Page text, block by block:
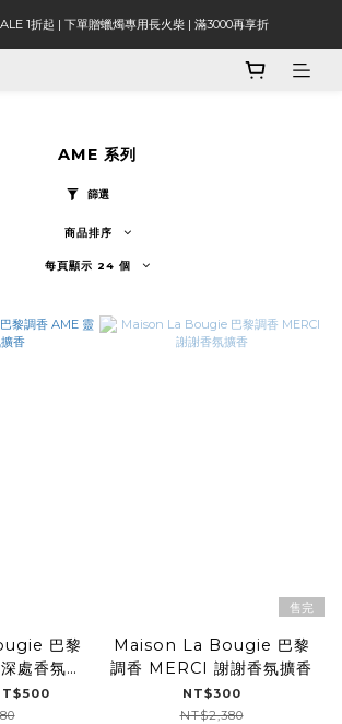
1折起 | 下單贈蠟燭專用長火柴 | 滿3000再享折
AME 系列
篩選
商品排序
每頁顯示 24 個
巴黎
處香氛擴
售完
Maison La Bougie 巴黎
調香 MERCI 謝謝香氛擴香
NT$300
NT$2,380